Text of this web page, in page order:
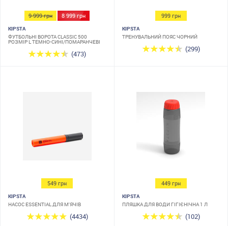
9 999 грн 8 999 грн
KIPSTA
ФУТБОЛЬНІ ВОРОТА CLASSIC 500
РОЗМІР L ТЕМНО-СИНІ/ПОМАРАНЧЕВІ
(473)
999 грн
KIPSTA
ТРЕНУВАЛЬНИЙ ПОЯС ЧОРНИЙ
(299)
549 грн
KIPSTA
НАСОС ESSENTIAL ДЛЯ М'ЯЧІВ
(4434)
449 грн
KIPSTA
ПЛЯШКА ДЛЯ ВОДИ ГІГІЄНІЧНА 1 Л
(102)